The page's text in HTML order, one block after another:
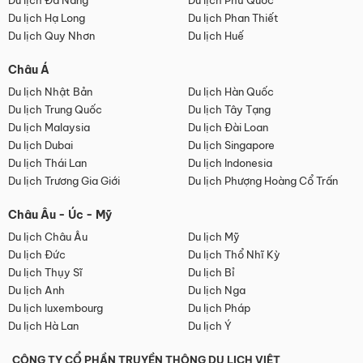
Du lịch Hạ Long
Du lịch Phan Thiết
Du lịch Quy Nhơn
Du lịch Huế
Châu Á
Du lịch Nhật Bản
Du lịch Hàn Quốc
Du lịch Trung Quốc
Du lịch Tây Tạng
Du lịch Malaysia
Du lịch Đài Loan
Du lịch Dubai
Du lịch Singapore
Du lịch Thái Lan
Du lịch Indonesia
Du lịch Trương Gia Giới
Du lịch Phượng Hoàng Cổ Trấn
Châu Âu - Úc - Mỹ
Du lịch Châu Âu
Du lịch Mỹ
Du lịch Đức
Du lịch Thổ Nhĩ Kỳ
Du lịch Thụy Sĩ
Du lịch Bỉ
Du lịch Anh
Du lịch Nga
Du lịch luxembourg
Du lịch Pháp
Du lịch Hà Lan
Du lịch Ý
CÔNG TY CỔ PHẦN TRUYỀN THÔNG DU LỊCH VIỆT